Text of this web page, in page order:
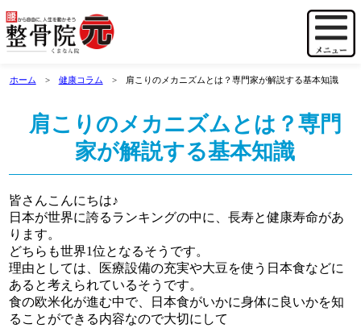
ホーム 健康コラム 肩こりのメカニズムとは？専門家が解説する基本知識
肩こりのメカニズムとは？専門
家が解説する基本知識
皆さんこんにちは♪
日本が世界に誇るランキングの中に、長寿と健康寿命があ
ります。
どちらも世界1位となるそうです。
理由としては、医療設備の充実や大豆を使う日本食などに
あると考えられているそうです。
食の欧米化が進む中で、日本食がいかに身体に良いかを知
ることができる内容なので大切にして